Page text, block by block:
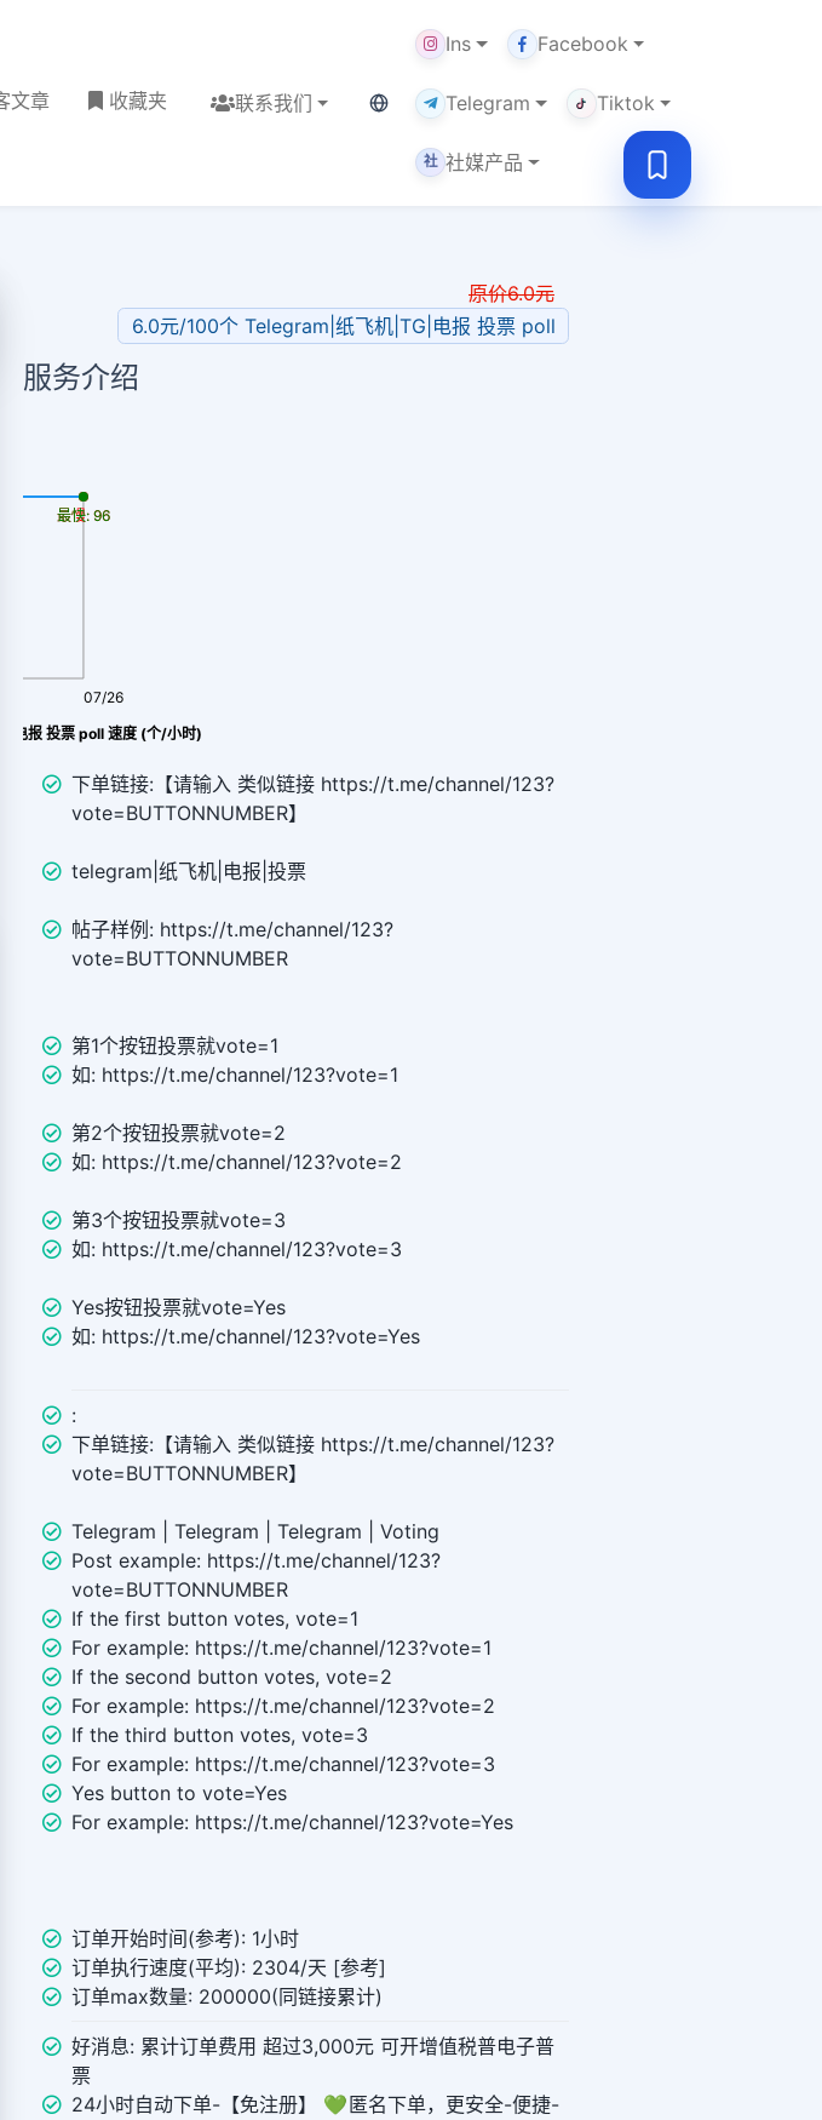
文章 收藏夹 联系我们 当前语言：中文
Ins Facebook
Telegram Tiktok
社 社媒产品
原价6.0元
6.0元/100个 Telegram|纸飞机|TG|电报 投票 poll
服务介绍
Telegram|纸飞机|TG|电报 投票 poll 速度 (个/小时)
07/26
最慢: 96
最快: 96
下单链接:【请输入 类似链接 https://t.me/channel/123?
vote=BUTTONNUMBER】
telegram|纸飞机|电报|投票
帖子样例: https://t.me/channel/123?
vote=BUTTONNUMBER
第1个按钮投票就vote=1
如: https://t.me/channel/123?vote=1
第2个按钮投票就vote=2
如: https://t.me/channel/123?vote=2
第3个按钮投票就vote=3
如: https://t.me/channel/123?vote=3
Yes按钮投票就vote=Yes
如: https://t.me/channel/123?vote=Yes
:
下单链接:【请输入 类似链接 https://t.me/channel/123?
vote=BUTTONNUMBER】
Telegram | Telegram | Telegram | Voting
Post example: https://t.me/channel/123?
vote=BUTTONNUMBER
If the first button votes, vote=1
For example: https://t.me/channel/123?vote=1
If the second button votes, vote=2
For example: https://t.me/channel/123?vote=2
If the third button votes, vote=3
For example: https://t.me/channel/123?vote=3
Yes button to vote=Yes
For example: https://t.me/channel/123?vote=Yes
订单开始时间(参考): 1小时
订单执行速度(平均): 2304/天 [参考]
订单max数量: 200000(同链接累计)
好消息: 累计订单费用 超过3,000元 可开增值税普电子普
票
24小时自动下单-【免注册】 💚 匿名下单，更安全-便捷-